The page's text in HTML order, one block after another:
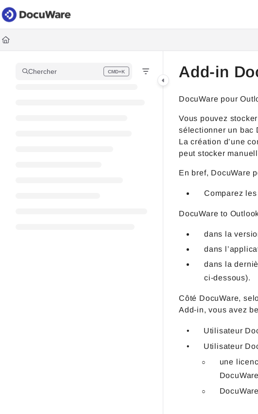
Documentation Index
Fetch the complete documentation index at:
Use this file to discover all available pages before exploring further.
Chercher CMD+K
Press CMD+K to open search Add-in
DocuWare pour
Vous pouvez
sélectionner un bac
La création d’une
peut stocker
En bref, DocuWare
Comparez
DocuWare to
dans la
dans
dans la
ci-dessous).
Côté DocuWare,
Add-in, vous avez
Utilisateur
Utilisateur
une